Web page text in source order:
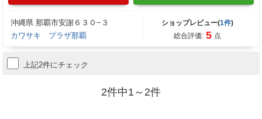
沖縄県 那覇市安謝６３０−３
カワサキ プラザ那覇
ショップレビュー(1件)
総合評価: 5 点
上記2件にチェック
2件中1～2件